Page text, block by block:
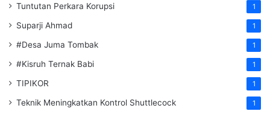
Tuntutan Perkara Korupsi 1
Suparji Ahmad 1
#Desa Juma Tombak 1
#Kisruh Ternak Babi 1
TIPIKOR 1
Teknik Meningkatkan Kontrol Shuttlecock 1